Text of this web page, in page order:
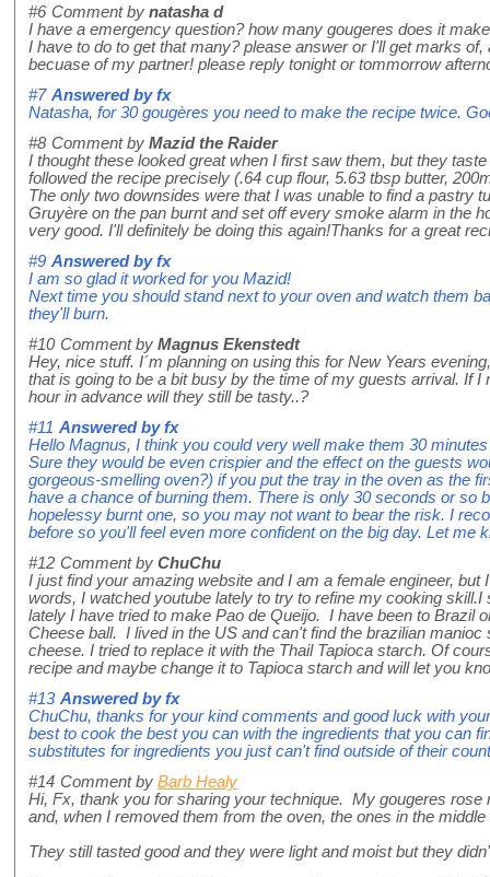
#6 Comment by natasha d
I have a emergency question? how many gougeres does it
I have to do to get that many? please answer or I'll get marks
becuase of my partner! please reply tonight or tommorrow
#7 Answered byfx
Natasha, for 30 gougères you need to make the recipe twice.
#8 Comment by Mazid the Raider
I thought these looked great when I first saw them, but they
followed the recipe precisely (.64 cup flour, 5.63 tbsp butter,
The only two downsides were that I was unable to find a pastry
Gruyère on the pan burnt and set off every smoke alarm in the
very good. I'll definitely be doing this again!Thanks for a great
#9 Answered byfx
I am so glad it worked for you Mazid!
Next time you should stand next to your oven and watch them
they'll burn.
#10 Comment by Magnus Ekenstedt
Hey, nice stuff. I´m planning on using this for New Years
that is going to be a bit busy by the time of my guests arrival. If I
hour in advance will they still be tasty..?
#11 Answered byfx
Hello Magnus, I think you could very well make them 30
Sure they would be even crispier and the effect on the guests
gorgeous-smelling oven?) if you put the tray in the oven as the
have a chance of burning them. There is only 30 seconds or so
hopelessy burnt one, so you may not want to bear the risk. I
before so you'll feel even more confident on the big day. Let me
#12 Comment by ChuChu
I just find your amazing website and I am a female engineer, but
words, I watched youtube lately to try to refine my cooking skill.I
lately I have tried to make Pao de Queijo. I have been to Brazil
Cheese ball. I lived in the US and can't find the brazilian manioc
cheese. I tried to replace it with the Thail Tapioca starch. Of
recipe and maybe change it to Tapioca starch and will let you
#13 Answered byfx
ChuChu, thanks for your kind comments and good luck with
best to cook the best you can with the ingredients that you can
substitutes for ingredients you just can't find outside of their
#14 Comment by Barb Healy
Hi, Fx, thank you for sharing your technique. My gougeres rose
and, when I removed them from the oven, the ones in the
They still tasted good and they were light and moist but they